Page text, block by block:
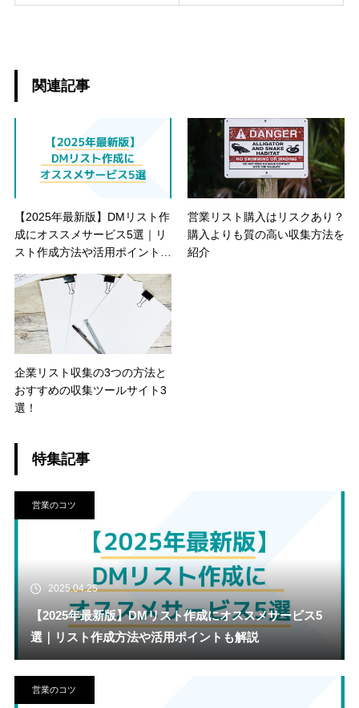
関連記事
【2025年最新版】DMリスト作
成にオススメサービス5選｜リ
スト作成方法や活用ポイントも
営業リスト購入はリスクあり？
購入よりも質の高い収集方法を
紹介
企業リスト収集の3つの方法と
おすすめの収集ツールサイト3
選！
特集記事
営業のコツ
2025.04.25
【2025年最新版】DMリスト作成にオススメサービス5
選｜リスト作成方法や活用ポイントも解説
営業のコツ